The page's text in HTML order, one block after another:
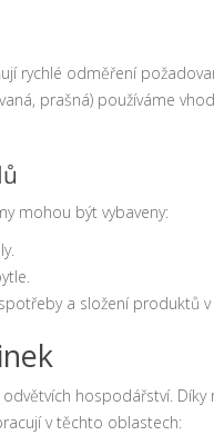
rychlé odměření
prašná) používáme
mohou být vybaveny:
a složení produktů v
hospodářství. Díky
v těchto oblastech: